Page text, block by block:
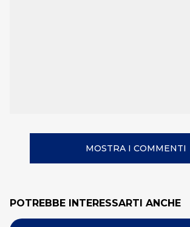
MOSTRA I COMMENTI
POTREBBE INTERESSARTI ANCHE